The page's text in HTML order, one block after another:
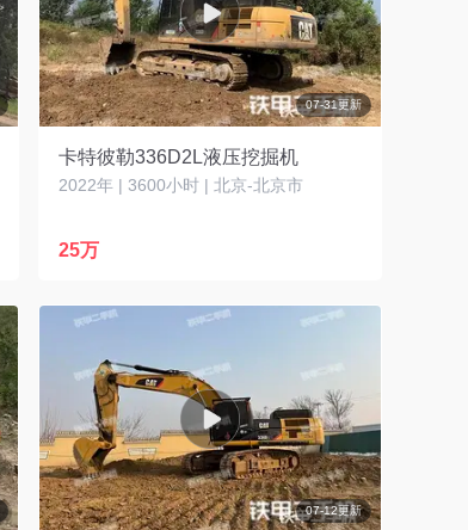
07-31更新
卡特彼勒336D2L液压挖掘机
2022年 | 3600小时 | 北京-北京市
25万
07-12更新